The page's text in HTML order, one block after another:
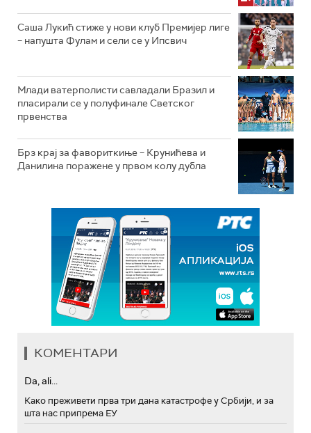
Саша Лукић стиже у нови клуб Премијер лиге
– напушта Фулам и сели се у Ипсвич
Млади ватерполисти савладали Бразил и
пласирали се у полуфинале Светског
првенства
Брз крај за фавориткиње – Крунићева и
Данилина поражене у првом колу дубла
КОМЕНТАРИ
Da, ali...
Како преживети прва три дана катастрофе у Србији, и за
шта нас припрема ЕУ